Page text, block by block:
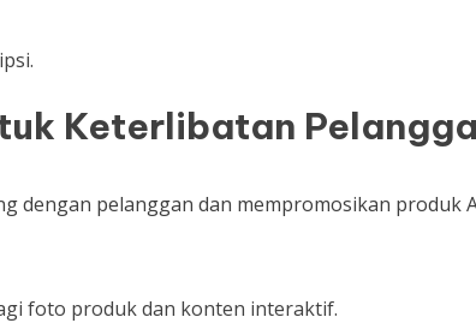
Keterlibatan
dengan pelanggan dan mempromosikan produk
foto produk dan konten interaktif.